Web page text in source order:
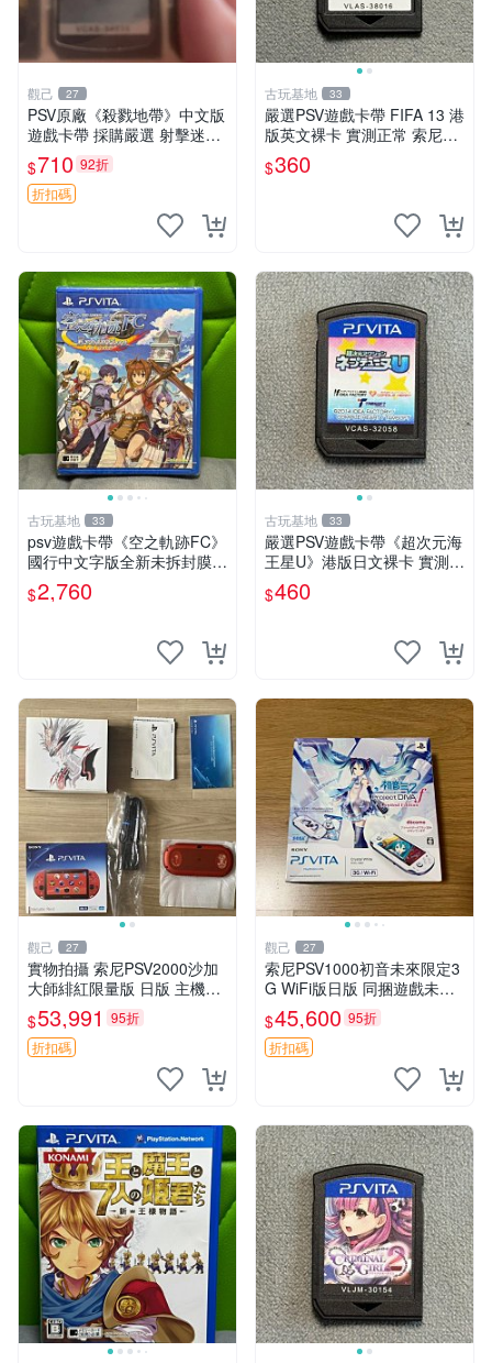
觀己 27
PSV原廠《殺戮地帶》中文版
遊戲卡帶 採購嚴選 射擊迷必
備 成色尚佳 插入即玩 殺戮地
帶 PSV 射擊 游戲
$710 92折
折扣碼
古玩基地 33
嚴選PSV遊戲卡帶 FIFA 13 港
版英文裸卡 實測正常 索尼專
用 不支持其他機器 買二送優
惠 FIFA 13 psv 港版 卡帶
$360
古玩基地 33
psv遊戲卡帶《空之軌跡FC》
國行中文字版全新未拆封膜有
輕微使用痕跡嚴選推薦適合收
藏 歲月痕跡 二手 psv 游戲卡
$2,760
古玩基地 33
嚴選PSV遊戲卡帶《超次元海
王星U》港版日文裸卡 實測暢
玩 索尼專屬 psv psv游戲 psv
游戲卡帶
$460
觀己 27
實物拍攝 索尼PSV2000沙加
大師緋紅限量版 日版 主機全
配齊 收藏級 電腦遊戲掌機 帶
盒說明書 全新未修 正規對碼
沙加大作
$53,991 95折
折扣碼
觀己 27
索尼PSV1000初音未來限定3
G WiFi版日版 同捆遊戲未拆
封 貼紙新 成色美 品相佳 PSV
網路遊戲 iphonetype
$45,600 95折
折扣碼